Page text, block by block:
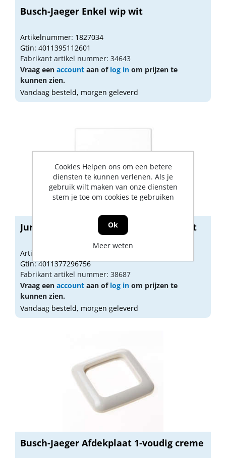
Busch-Jaeger Enkel wip wit
Artikelnummer: 1827034
Gtin: 4011395112601
Fabrikant artikel nummer: 34643
Vraag een account aan of log in om prijzen te
kunnen zien.
Vandaag besteld, morgen geleverd
Jung Schakelaar wissel AS500 glans wit
Artikelnummer: 1827354
Gtin: 4011377296756
Fabrikant artikel nummer: 38687
Vraag een account aan of log in om prijzen te
kunnen zien.
Vandaag besteld, morgen geleverd
Busch-Jaeger Afdekplaat 1-voudig creme
Cookies Helpen ons om een betere
diensten te kunnen verlenen. Als je
gebruik wilt maken van onze diensten
stem je toe om cookies te gebruiken
Ok
Meer weten